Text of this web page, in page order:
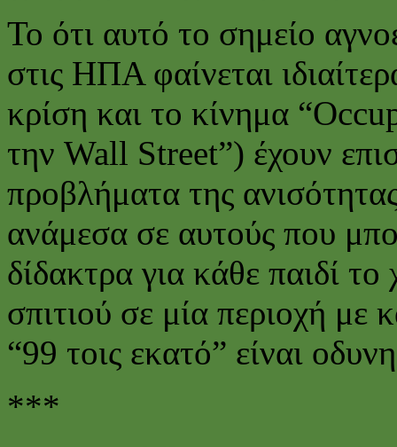
Το ότι αυτό το σημείο
στις ΗΠΑ φαίνεται
κρίση και το κίνημα
την Wall Street”) έχουν
προβλήματα της
ανάμεσα σε αυτούς που
δίδακτρα για κάθε παιδί
σπιτιού σε μία περιοχή με
“99 τοις εκατό” είναι
***